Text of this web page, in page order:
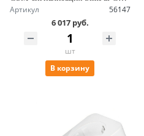
Артикул 56147
6 017 руб.
шт
В корзину